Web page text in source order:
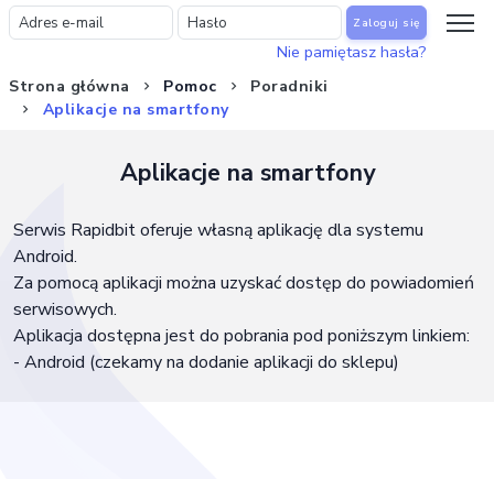
Zaloguj się
Nie pamiętasz hasła?
Strona główna Pomoc
Poradniki
Aplikacje na smartfony
Aplikacje na smartfony
Serwis Rapidbit oferuje własną aplikację dla systemu
Android.
Za pomocą aplikacji można uzyskać dostęp do powiadomień
serwisowych.
Aplikacja dostępna jest do pobrania pod poniższym linkiem:
- Android (czekamy na dodanie aplikacji do sklepu)